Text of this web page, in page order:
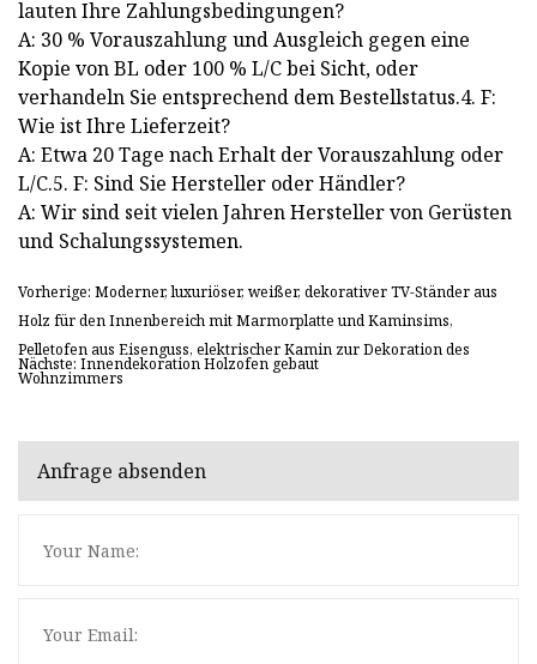
lauten Ihre Zahlungsbedingungen?
A: 30 % Vorauszahlung und Ausgleich gegen eine
Kopie von BL oder 100 % L/C bei Sicht, oder
verhandeln Sie entsprechend dem Bestellstatus.4. F:
Wie ist Ihre Lieferzeit?
A: Etwa 20 Tage nach Erhalt der Vorauszahlung oder
L/C.5. F: Sind Sie Hersteller oder Händler?
A: Wir sind seit vielen Jahren Hersteller von Gerüsten
und Schalungssystemen.
Vorherige: Moderner, luxuriöser, weißer, dekorativer TV-Ständer aus
Holz für den Innenbereich mit Marmorplatte und Kaminsims,
Pelletofen aus Eisenguss, elektrischer Kamin zur Dekoration des
Wohnzimmers
Nächste: Innendekoration Holzofen gebaut
Anfrage absenden